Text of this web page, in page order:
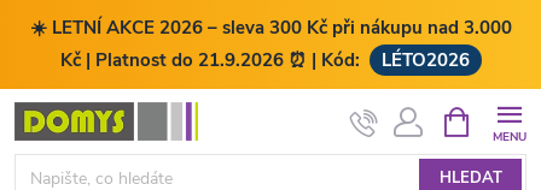
☀️ LETNÍ AKCE 2026 – sleva 300 Kč při nákupu nad 3.000
Kč | Platnost do 21.9.2026 ⏰ | Kód:
LÉTO2026
Přejít
obsah
HLEDAT
NÁKUPNÍ
KOŠÍK